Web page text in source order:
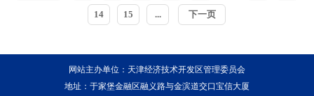
14 15 ... 下一页
网站主办单位：天津经济技术开发区管理委员会
地址：于家堡金融区融义路与金滨道交口宝信大厦